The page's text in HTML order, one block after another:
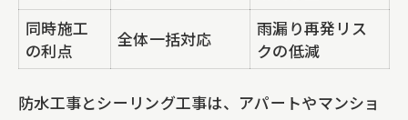
同時施工
の利点
全体一括対応
雨漏り再発リス
クの低減
防水工事とシーリング工事は、アパートやマンショ